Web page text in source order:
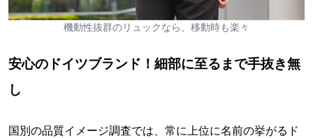
機動性抜群のリュックなら、移動時も楽々
安心のドイツブランド！細部に至るまで手抜き無
し
国別の品質イメージ調査では、常に上位に名前の挙がるド